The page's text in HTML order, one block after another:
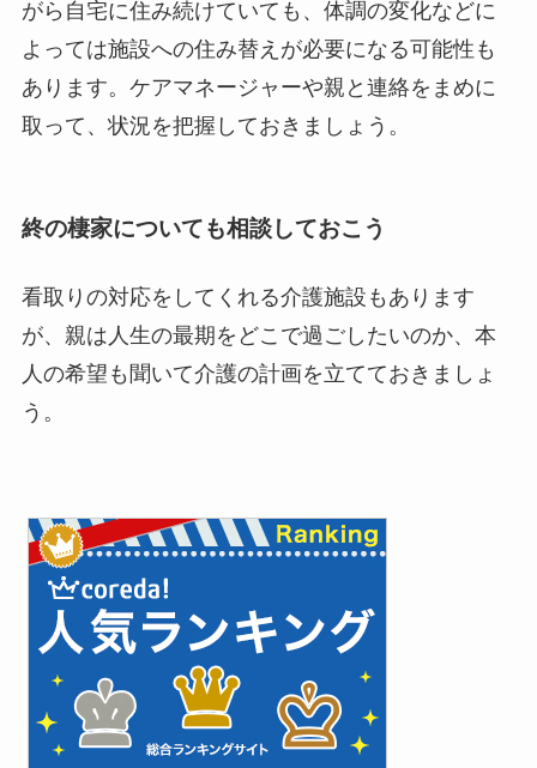
がら自宅に住み続けていても、体調の変化などに
よっては施設への住み替えが必要になる可能性も
あります。ケアマネージャーや親と連絡をまめに
取って、状況を把握しておきましょう。
終の棲家についても相談しておこう
看取りの対応をしてくれる介護施設もあります
が、親は人生の最期をどこで過ごしたいのか、本
人の希望も聞いて介護の計画を立てておきましょ
う。